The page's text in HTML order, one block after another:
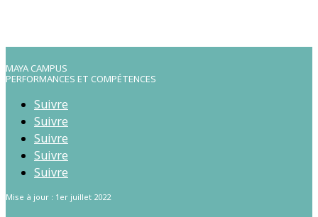
MAYA CAMPUS
PERFORMANCES ET COMPÉTENCES
Suivre
Suivre
Suivre
Suivre
Suivre
Mise à jour : 1er juillet 2022